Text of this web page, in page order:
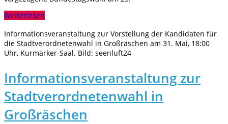
Weiterlesen
Informationsveranstaltung zur Vorstellung der Kandidaten für
die Stadtverordnetenwahl in Großräschen am 31. Mai, 18:00
Uhr, Kurmärker-Saal. Bild: seenluft24
Informationsveranstaltung zur
Stadtverordnetenwahl in
Großräschen